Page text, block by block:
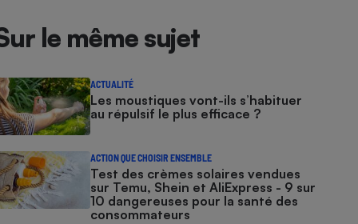
le même sujet
ACTUALITÉ
Les moustiques vont-ils s’habituer
au répulsif le plus efficace ?
ACTION QUE CHOISIR ENSEMBLE
Test des crèmes solaires vendues
sur Temu, Shein et AliExpress - 9 sur
10 dangereuses pour la santé des
consommateurs